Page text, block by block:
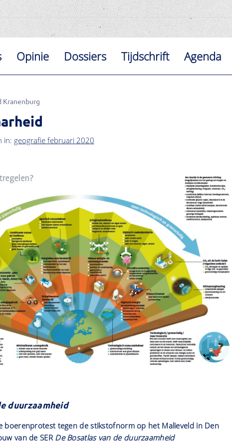
Opinie Dossiers Tijdschrift Agenda
Kranenburg
in: geografie februari 2020
duurzaamheid
boerenprotest tegen de stikstofnorm op het Malieveld in Den
van de SER De Bosatlas van de duurzaamheid